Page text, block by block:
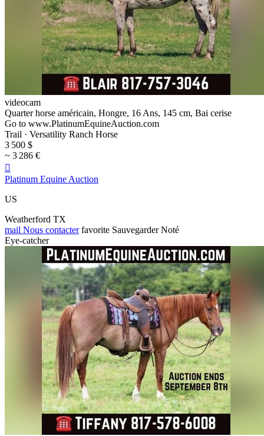
videocam
Quarter horse américain, Hongre, 16 Ans, 145 cm, Bai cerise
Go to www.PlatinumEquineAuction.com
Trail · Versatility Ranch Horse
3 500 $
~ 3 286 €

Platinum Equine Auction
US
Weatherford TX
mail Nous contacter favorite Sauvegarder Noté
Eye-catcher